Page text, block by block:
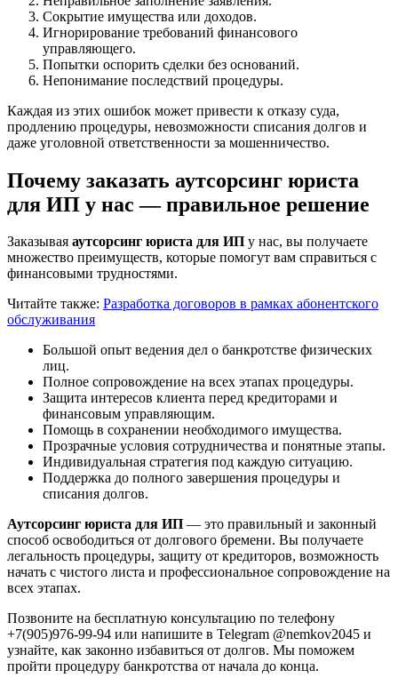
Сокрытие имущества или доходов.
Игнорирование требований финансового
управляющего.
Попытки оспорить сделки без оснований.
Непонимание последствий процедуры.
Каждая из этих ошибок может привести к отказу суда,
продлению процедуры, невозможности списания долгов и
даже уголовной ответственности за мошенничество.
Почему заказать аутсорсинг юриста
для ИП у нас — правильное решение
Заказывая аутсорсинг юриста для ИП у нас, вы получаете
множество преимуществ, которые помогут вам справиться с
финансовыми трудностями.
Читайте также: Разработка договоров в рамках абонентского
обслуживания
Большой опыт ведения дел о банкротстве физических
лиц.
Полное сопровождение на всех этапах процедуры.
Защита интересов клиента перед кредиторами и
финансовым управляющим.
Помощь в сохранении необходимого имущества.
Прозрачные условия сотрудничества и понятные этапы.
Индивидуальная стратегия под каждую ситуацию.
Поддержка до полного завершения процедуры и
списания долгов.
Аутсорсинг юриста для ИП — это правильный и законный
способ освободиться от долгового бремени. Вы получаете
легальность процедуры, защиту от кредиторов, возможность
начать с чистого листа и профессиональное сопровождение на
всех этапах.
Позвоните на бесплатную консультацию по телефону
+7(905)976-99-94 или напишите в Telegram @nemkov2045 и
узнайте, как законно избавиться от долгов. Мы поможем
пройти процедуру банкротства от начала до конца.